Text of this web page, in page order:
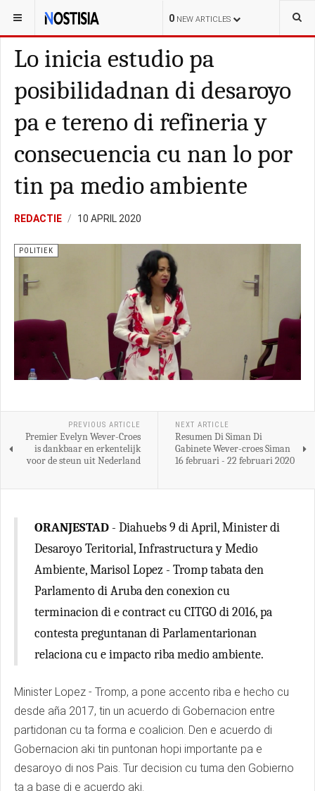
0 NEW ARTICLES
YOU ARE HERE: ARUBA POLITIEK
Lo inicia estudio pa
posibilidadnan di desaroyo
pa e tereno di refineria y
consecuencia cu nan lo por
tin pa medio ambiente
REDACTIE 10 APRIL 2020
POLITIEK
PREVIOUS ARTICLE
Premier Evelyn Wever-Croes
is dankbaar en erkentelijk
voor de steun uit Nederland
NEXT ARTICLE
Resumen Di Siman Di
Gabinete Wever-croes Siman
16 februari - 22 februari 2020
ORANJESTAD - Diahuebs 9 di April, Minister di
Desaroyo Teritorial, Infrastructura y Medio
Ambiente, Marisol Lopez - Tromp tabata den
Parlamento di Aruba den conexion cu
terminacion di e contract cu CITGO di 2016, pa
contesta preguntanan di Parlamentarionan
relaciona cu e impacto riba medio ambiente.
Minister Lopez - Tromp, a pone accento riba e hecho cu
desde aña 2017, tin un acuerdo di Gobernacion entre
partidonan cu ta forma e coalicion. Den e acuerdo di
Gobernacion aki tin puntonan hopi importante pa e
desaroyo di nos Pais. Tur decision cu tuma den Gobierno
ta a base di e acuerdo aki.